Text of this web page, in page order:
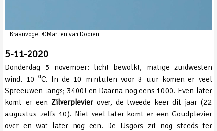
Kraanvogel ©Martien van Dooren
5-11-2020
Donderdag 5 november: licht bewolkt, matige zuidwesten
wind, 10 ⁰C. In de 10 mintuten voor 8 uur komen er veel
Spreeuwen langs; 3400! en Daarna nog eens 1000. Even later
komt er een Zilverplevierover, de tweede keer dit jaar (22
augustus zelfs 10). Niet veel later komt er een Goudplevier
over en wat later nog een. De IJsgors zit nog steeds ter